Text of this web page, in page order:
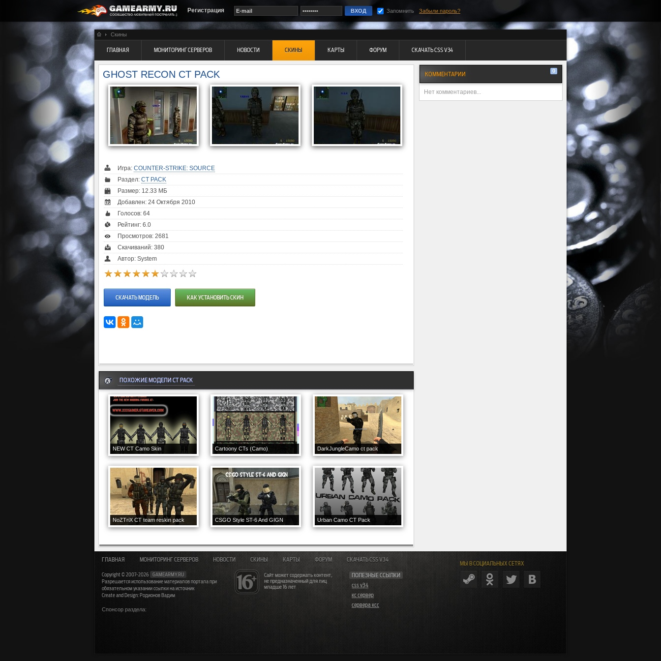
Регистрация Запомнить Забыли пароль?
Скины
ГЛАВНАЯ МОНИТОРИНГ СЕРВЕРОВ НОВОСТИ СКИНЫ КАРТЫ ФОРУМ СКАЧАТЬ CSS V34
GHOST RECON CT PACK
Игра: COUNTER-STRIKE: SOURCE
Раздел: CT PACK
Размер: 12.33 МБ
Добавлен: 24 Октября 2010
Голосов: 64
Рейтинг: 6.0
Просмотров: 2681
Скачиваний: 380
Автор: System
СКАЧАТЬ МОДЕЛЬ КАК УСТАНОВИТЬ СКИН
ПОХОЖИЕ МОДЕЛИ CT PACK
NEW CT Camo Skin Cartoony CTs (Camo) DarkJungleCamo ct pack
NoZTriX CT team reskin pack CSGO Style ST-6 And GIGN Urban Camo CT Pack
КОММЕНТАРИИ 0
Нет комментариев...
МЫ В СОЦИАЛЬНЫХ СЕТЯХ
Сайт может содержать контент,
не предназначенный для лиц
младше 16 лет
ПОЛЕЗНЫЕ ССЫЛКИ
css v34
кс сервер
сервера ксс
ГЛАВНАЯ МОНИТОРИНГ СЕРВЕРОВ НОВОСТИ СКИНЫ КАРТЫ ФОРУМ СКАЧАТЬ CSS V34
Copyright © 2007-2026
GAMEARMY.RU
Разрешается использование материалов портала при
обязательном указании ссылки на источник
Create and Design: Родионов Вадим
Спонсор раздела: